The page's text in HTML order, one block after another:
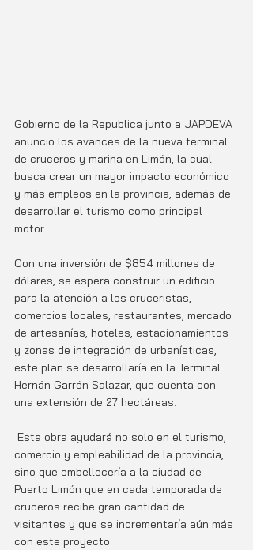
Gobierno de la Republica junto a JAPDEVA
anuncio los avances de la nueva terminal
de cruceros y marina en Limón, la cual
busca crear un mayor impacto económico
y más empleos en la provincia, además de
desarrollar el turismo como principal
motor.
Con una inversión de $854 millones de
dólares, se espera construir un edificio
para la atención a los cruceristas,
comercios locales, restaurantes, mercado
de artesanías, hoteles, estacionamientos
y zonas de integración de urbanísticas,
este plan se desarrollaría en la Terminal
Hernán Garrón Salazar, que cuenta con
una extensión de 27 hectáreas.
comercio y empleabilidad de la provincia,
sino que embellecería a la ciudad de
Puerto Limón que en cada temporada de
cruceros recibe gran cantidad de
visitantes y que se incrementaría aún más
con este proyecto.